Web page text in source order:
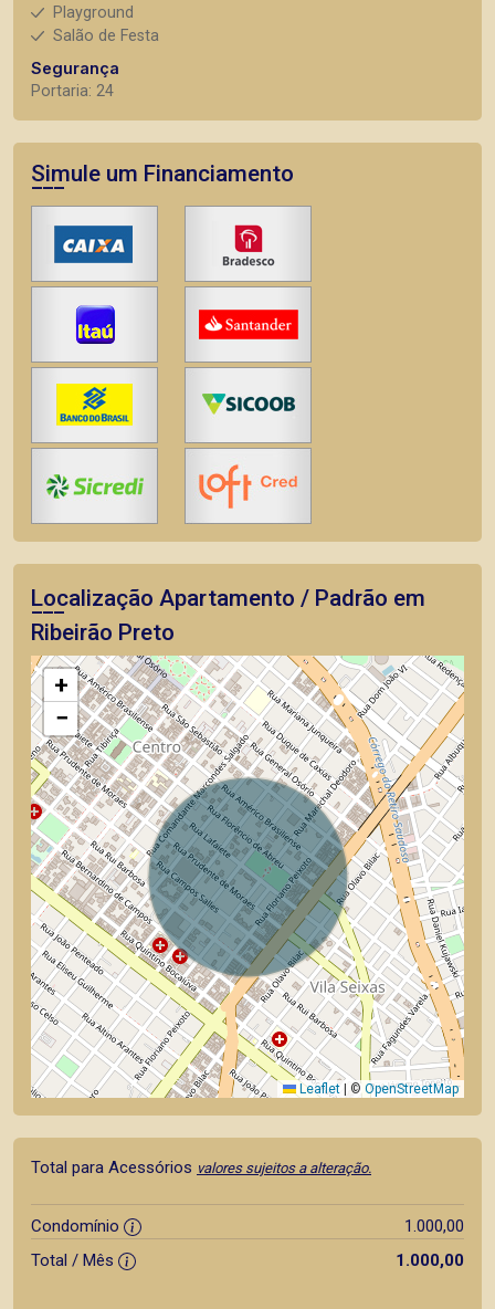
Playground
Salão de Festa
Segurança
Portaria: 24
Simule um Financiamento
Localização Apartamento / Padrão em
Ribeirão Preto
+
−
Leaflet © OpenStreetMap
Total para Acessórios valores sujeitos a alteração.
Condomínio
1.000,00
Total / Mês
1.000,00